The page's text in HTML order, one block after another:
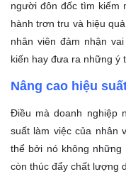
người đôn đốc tìm kiếm
hành trơn tru và hiệu
nhân viên đảm nhận
kiến hay đưa ra những ý
Nâng cao hiệu
Điều mà doanh nghiệp
suất làm việc của nhân
thể bởi nó không những
còn thúc đẩy chất lượng